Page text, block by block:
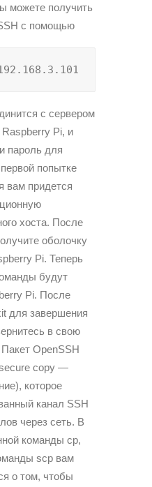
можете получить
с помощью
с сервером
Pi, и
пароль для
попытке
вам придется
хоста. После
оболочку
Pi. Теперь
будут
Pi. После
для завершения
в свою
OpenSSH
copy —
которое
канал SSH
через сеть. В
команды cp,
scp вам
о том, чтобы